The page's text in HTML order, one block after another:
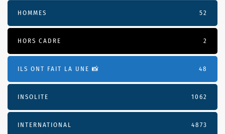
HOMMES 52
HORS CADRE 2
ILS ONT FAIT LA UNE 📸 48
INSOLITE 1062
INTERNATIONAL 4873